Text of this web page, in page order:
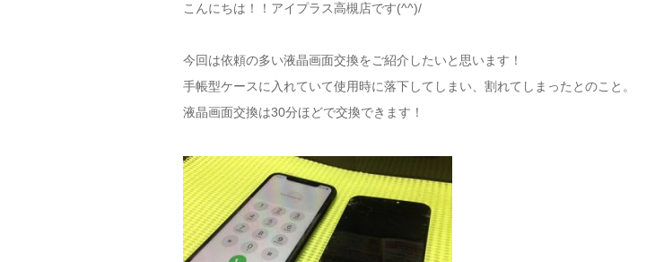
こんにちは！！アイプラス高槻店です(^^)/
今回は依頼の多い液晶画面交換をご紹介したいと思います！
手帳型ケースに入れていて使用時に落下してしまい、割れてしまったとのこと。
液晶画面交換は30分ほどで交換できます！